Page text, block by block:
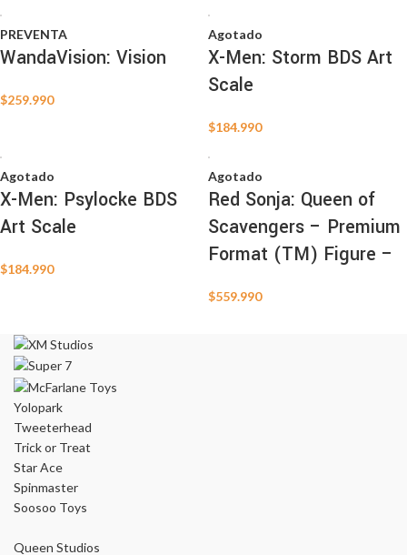
PREVENTA
WandaVision: Vision
$259.990
Agotado
X-Men: Storm BDS Art
Scale
$184.990
Agotado
X-Men: Psylocke BDS
Art Scale
$184.990
Agotado
Red Sonja: Queen of
Scavengers – Premium
Format (TM) Figure –
$559.990
Yolopark
Tweeterhead
Trick or Treat
Star Ace
Spinmaster
Soosoo Toys
Queen Studios